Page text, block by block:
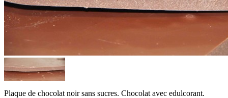
Plaque de chocolat noir sans sucres. Chocolat avec edulcorant.